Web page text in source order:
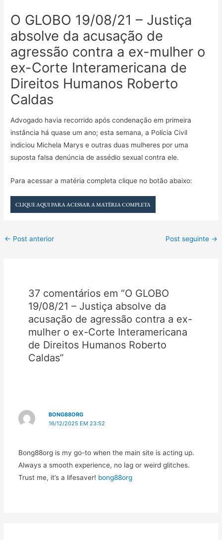
O GLOBO 19/08/21 – Justiça
absolve da acusação de
agressão contra a ex-mulher o
ex-Corte Interamericana de
Direitos Humanos Roberto
Caldas
Advogado havia recorrido após condenação em primeira
instância há quase um ano; esta semana, a Polícia Civil
indiciou Michela Marys e outras duas mulheres por uma
suposta falsa denúncia de assédio sexual contra ele.
Para acessar a matéria completa clique no botão abaixo:
CLIQUE AQUI PARA ACESSAR A MATÉRIA COMPLETA
← Post anterior Post seguinte →
37 comentários em “O GLOBO
19/08/21 – Justiça absolve da
acusação de agressão contra a ex-
mulher o ex-Corte Interamericana
de Direitos Humanos Roberto
Caldas”
BONG88ORG
16/12/2025 EM 23:52
Bong88org is my go-to when the main site is acting up.
Always a smooth experience, no lag or weird glitches.
Trust me, it’s a lifesaver! bong88org